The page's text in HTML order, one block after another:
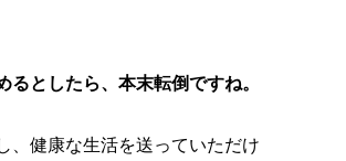
としたら、本末転倒ですね。
健康な生活を送っていただけ